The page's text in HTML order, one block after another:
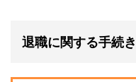
退職に関する手続き